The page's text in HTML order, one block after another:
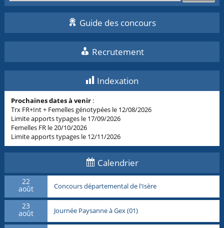
Guide des concours
Recrutement
Indexation
Prochaines dates à venir :
Trx FR+Int + Femelles génotypées le 12/08/2026
Limite apports typages le 17/09/2026
Femelles FR le 20/10/2026
Limite apports typages le 12/11/2026
Calendrier
22
août Concours départemental de l'Isère
23
août Journée Paysanne à Gex (01)